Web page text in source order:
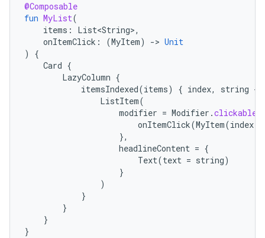
@Composable
fun MyList(
items : List<String>,
onItemClick : (MyItem) -> Unit
)
{
Card {
LazyColumn {
itemsIndexed(items) { index, string -
ListItem(
modifier = Modifier .clickable
onItemClick(MyItem(index
},
headlineContent = {
Text(text = string)
}
)
}
}
}
}